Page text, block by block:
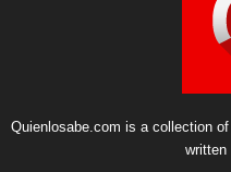
Quienlosabe.com is a collection
written